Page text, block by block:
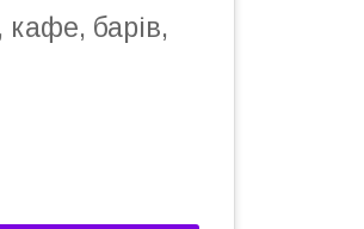
кафе, барів,